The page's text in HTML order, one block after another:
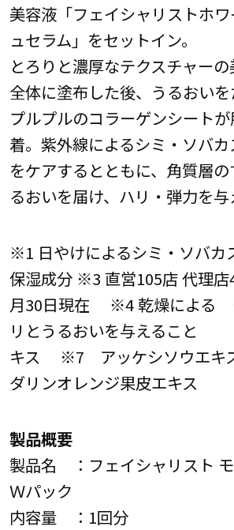
美容液「フェイシャリストホ
ュセラム」をセットイン。
とろりと濃厚なテクスチャー
全体に塗布した後、うるおい
プルプルのコラーゲンシート
着。紫外線によるシミ・ソバ
をケアするとともに、角質層
るおいを届け、ハリ・弾力を与
※1 日やけによるシミ・ソバ
保湿成分 ※3 直営105店 代理店
月30日現在 ※4 乾燥による
リとうるおいを与えるこ
キス ※7 アッケシソウエ
ダリンオレンジ果皮エキス
製品概要
製品名 ：フェイシャリスト
Ｗパック
内容量 ：1回分